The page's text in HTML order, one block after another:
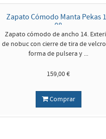
Zapato Cómodo Manta Pekas
08
Zapato cómodo de ancho 14.
de nobuc con cierre de tira de
forma de pulsera y ...
159,00 €
Comprar